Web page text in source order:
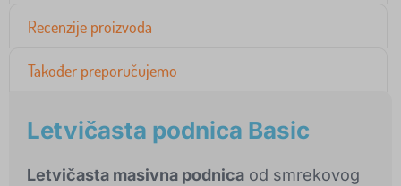
Recenzije proizvoda
Također preporučujemo
Letvičasta podnica Basic
Letvičasta masivna podnica od smrekovog